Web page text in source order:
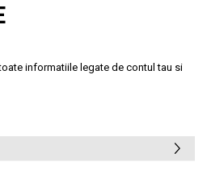
informatiile legate de contul tau si